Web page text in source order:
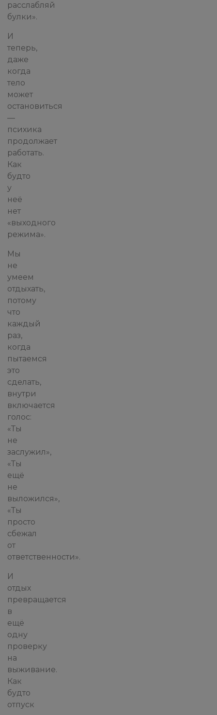
расслабляй
булки».
И
теперь,
даже
когда
тело
может
остановиться
—
психика
продолжает
работать.
Как
будто
у
неё
нет
«выходного
режима».
Мы
не
умеем
отдыхать,
потому
что
каждый
раз,
когда
пытаемся
это
сделать,
внутри
включается
голос:
«Ты
не
заслужил»,
«Ты
ещё
не
выложился»,
«Ты
просто
сбежал
от
ответственности».
И
отдых
превращается
в
ещё
одну
проверку
на
выживание.
Как
будто
отпуск